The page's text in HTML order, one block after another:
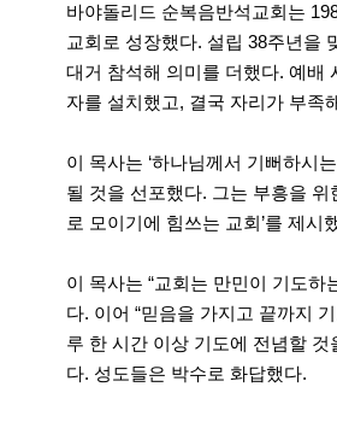
바야돌리드 순복음반석교회는
교회로 성장했다. 설립 38주년을
대거 참석해 의미를 더했다. 예배
자를 설치했고, 결국 자리가 부족
이 목사는 ‘하나님께서 기뻐하시
될 것을 선포했다. 그는 부흥을 위
로 모이기에 힘쓰는 교회’를 제시
이 목사는 “교회는 만민이 기도
다. 이어 “믿음을 가지고 끝까지
루 한 시간 이상 기도에 전념할 것
다. 성도들은 박수로 화답했다.